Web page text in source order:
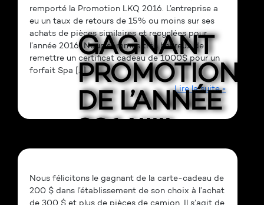
GAGNANT
PROMOTION
DE L’ANNÉE
2016!!!!!
remporté la Promotion LKQ 2016. L’entreprise a
eu un taux de retours de 15% ou moins sur ses
achats de pièces similaires et recyclées pour
l’année 2016! Nous sommes très heureux de
remettre un certificat cadeau de 1000$ pour un
forfait Spa […]
Lire la suite »
Nous félicitons le gagnant de la carte-cadeau de
200 $ dans l’établissement de son choix à l’achat